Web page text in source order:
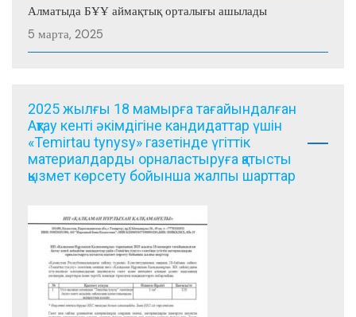
Алматыда БҰҰ аймақтық орталығы ашылады
5 марта, 2025
2025 жылғы 18 мамырға тағайындалған
Ақтау кенті әкімдігіне кандидаттар үшін
«Temirtau tynysy» газетінде үгіттік
материалдарды орналастыруға қатысты
қызмет көрсету бойынша жалпы шарттар